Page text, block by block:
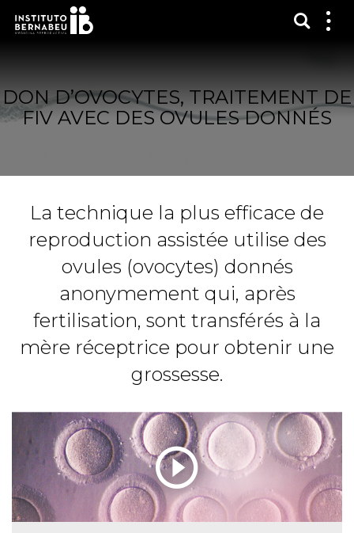
DON D’OVOCYTES, TRAITEMENT DE
FIV AVEC DES OVULES DONNÉS
La technique la plus efficace de
reproduction assistée utilise des
ovules (ovocytes) donnés
anonymement qui, après
fertilisation, sont transférés à la
mère réceptrice pour obtenir une
grossesse.